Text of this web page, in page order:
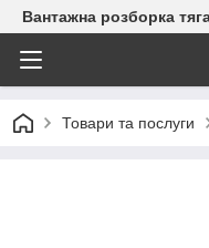
Вантажна розборка
Товари та послуги